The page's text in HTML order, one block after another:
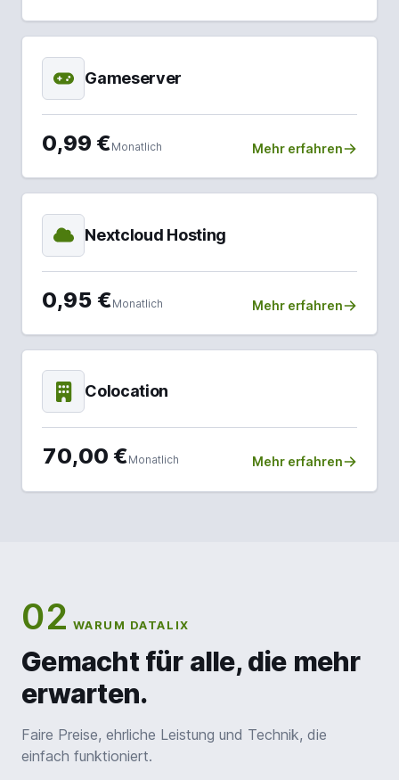
Gameserver
0,99 €Monatlich Mehr erfahren
Nextcloud Hosting
0,95 €Monatlich Mehr erfahren
Colocation
70,00 €Monatlich Mehr erfahren
02 WARUM DATALIX
Gemacht für alle, die mehr
erwarten.
Faire Preise, ehrliche Leistung und Technik, die
einfach funktioniert.